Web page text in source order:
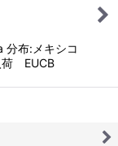
布:メキシコ
荷 EUCB